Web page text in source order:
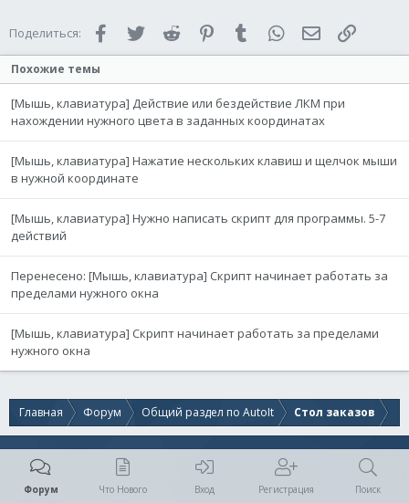
Поделиться: FacebookTwitter Reddit PinterestTumblr WhatsAppЭлектронная
Похожие темы
[Мышь, клавиатура] Действие или бездействие ЛКМ при
нахождении нужного цвета в заданных координатах
[Мышь, клавиатура] Нажатие нескольких клавиш и щелчок мыши
в нужной координате
[Мышь, клавиатура] Нужно написать скрипт для программы. 5-7
действий
Перенесено: [Мышь, клавиатура] Скрипт начинает работать за
пределами нужного окна
[Мышь, клавиатура] Скрипт начинает работать за пределами
нужного окна
Главная Форум Общий раздел по AutoIt Стол заказов
Форум Что Нового Вход Регистрация Поиск